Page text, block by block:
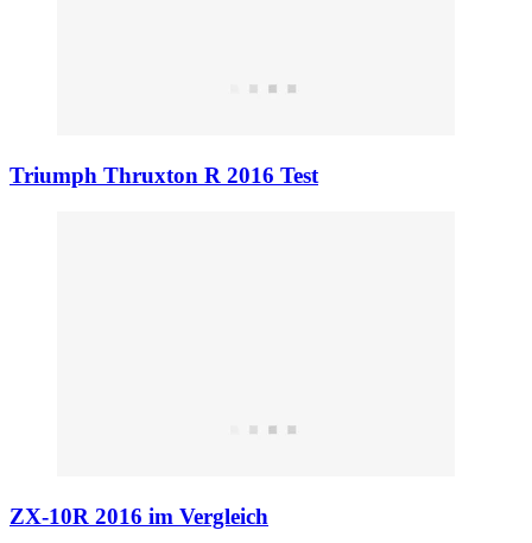
Triumph Thruxton R 2016 Test
ZX-10R 2016 im Vergleich